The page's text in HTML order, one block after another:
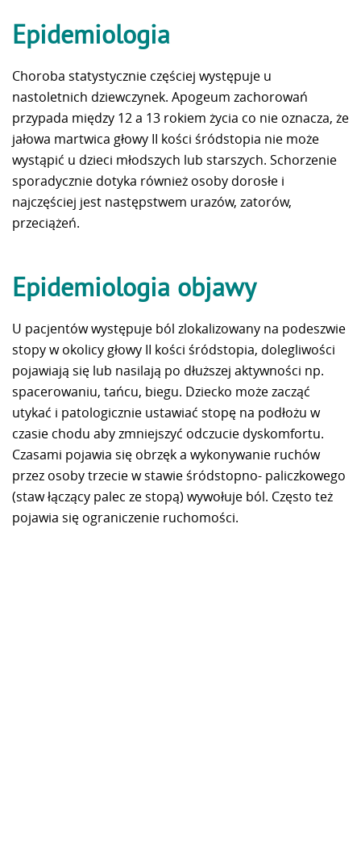
Epidemiologia
Choroba statystycznie częściej występuje u
nastoletnich dziewczynek. Apogeum zachorowań
przypada między 12 a 13 rokiem życia co nie oznacza, że
jałowa martwica głowy II kości śródstopia nie może
wystąpić u dzieci młodszych lub starszych. Schorzenie
sporadycznie dotyka również osoby dorosłe i
najczęściej jest następstwem urazów, zatorów,
przeciążeń.
Epidemiologia objawy
U pacjentów występuje ból zlokalizowany na podeszwie
stopy w okolicy głowy II kości śródstopia, dolegliwości
pojawiają się lub nasilają po dłuższej aktywności np.
spacerowaniu, tańcu, biegu. Dziecko może zacząć
utykać i patologicznie ustawiać stopę na podłożu w
czasie chodu aby zmniejszyć odczucie dyskomfortu.
Czasami pojawia się obrzęk a wykonywanie ruchów
przez osoby trzecie w stawie śródstopno- paliczkowego
(staw łączący palec ze stopą) wywołuje ból. Często też
pojawia się ograniczenie ruchomości.